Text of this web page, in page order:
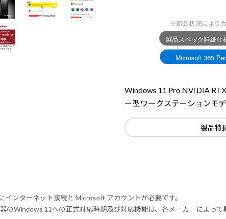
※部品状況により
Windows 11 Pro NVIDIA
ー型ワークステーションモ
製品特
ンターネット接続と Microsoft アカウントが必要です。
のWindows 11への正式対応時期及び対応機能は、各メーカーによって